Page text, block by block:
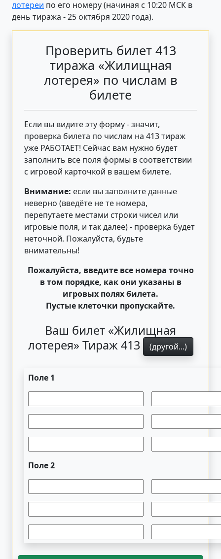
лотереи по его номеру (начиная с 10:20 МСК в
день тиража - 25 октября 2020 года).
Проверить билет 413
тиража «Жилищная
лотерея» по числам в
билете
Если вы видите эту форму - значит,
проверка билета по числам на 413 тираж
уже РАБОТАЕТ! Сейчас вам нужно будет
заполнить все поля формы в соответствии
с игровой карточкой в вашем билете.
Внимание: если вы заполните данные
неверно (введёте не те номера,
перепутаете местами строки чисел или
игровые поля, и так далее) - проверка будет
неточной. Пожалуйста, будьте
внимательны!
Пожалуйста, введите все номера точно
в том порядке, как они указаны в
игровых полях билета.
Пустые клеточки пропускайте.
Ваш билет «Жилищная
лотерея» Тираж 413
(другой...)
Поле 1
Поле 2